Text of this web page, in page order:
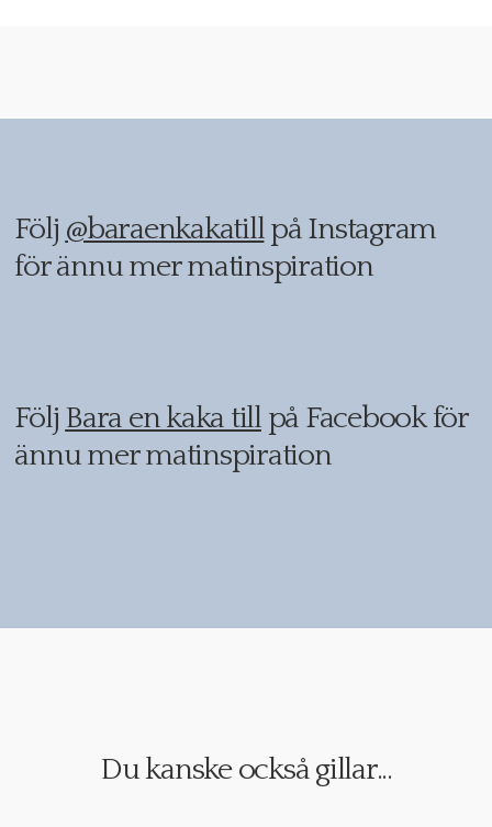
Följ @baraenkakatillpå Instagram
för ännu mer matinspiration
Följ Bara en kaka tillpå Facebook för
ännu mer matinspiration
Du kanske också gillar...